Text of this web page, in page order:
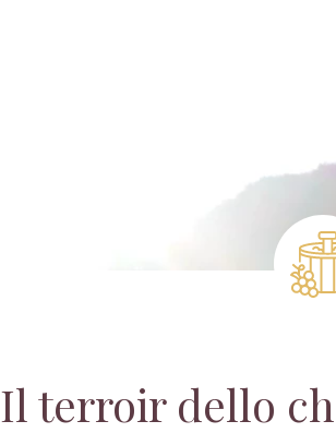
Il terroir dello